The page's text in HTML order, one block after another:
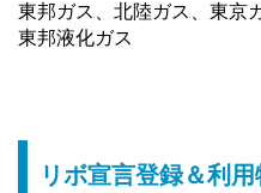
東邦ガス、北陸ガス、東京
東邦液化ガス
リボ宣言登録＆利用